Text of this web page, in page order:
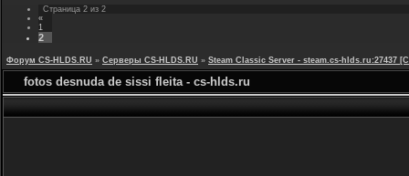
Страница 2 из 2
«
1
2
Форум CS-HLDS.RU » Серверы CS-HLDS.RU » Steam Classic Server - steam.cs-hlds.ru:27437
fotos desnuda de sissi fleita - cs-hlds.ru